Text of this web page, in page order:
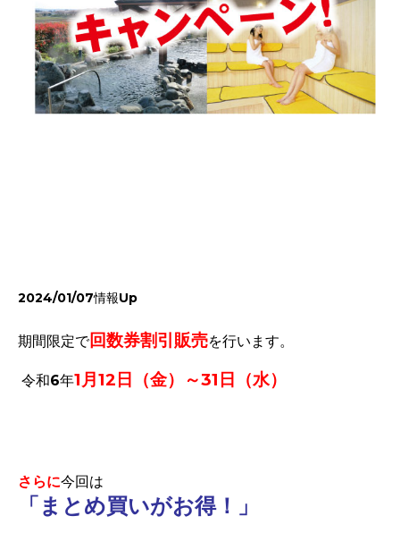
2024/01/07情報Up
期間限定で回数券割引販売を行います。
令和6年1月12日（金）～31日（水）
さらに今回は
「まとめ買いがお得！」